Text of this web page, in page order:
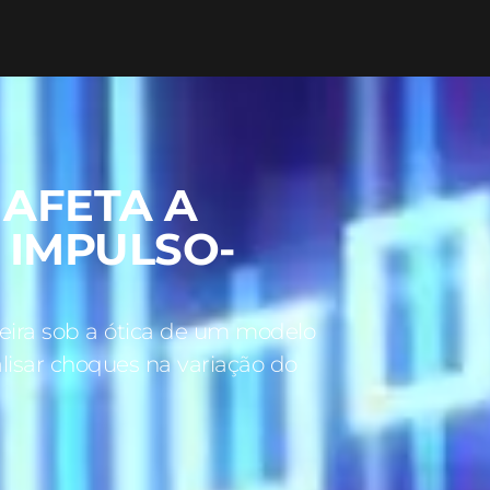
A
sob a ótica de um modelo
choques na variação do